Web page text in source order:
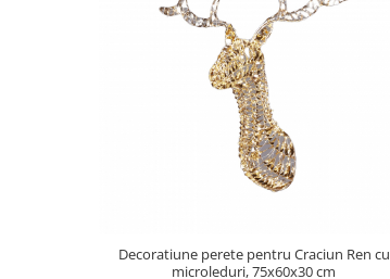
Decoratiune perete pentru Craciun Ren cu
microleduri, 75x60x30 cm